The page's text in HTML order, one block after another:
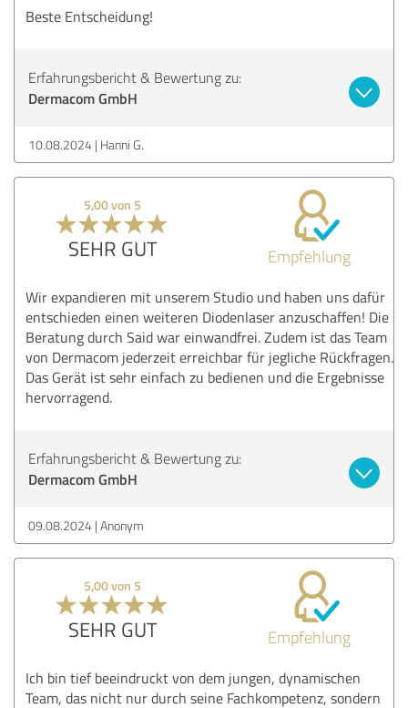
Beste Entscheidung!
Erfahrungsbericht & Bewertung zu:
Dermacom GmbH
10.08.2024 Hanni G.
5,00 von 5
SEHR GUT Empfehlung
Wir expandieren mit unserem Studio und haben uns dafür
entschieden einen weiteren Diodenlaser anzuschaffen! Die
Beratung durch Said war einwandfrei. Zudem ist das Team
von Dermacom jederzeit erreichbar für jegliche Rückfragen.
Das Gerät ist sehr einfach zu bedienen und die Ergebnisse
hervorragend.
Erfahrungsbericht & Bewertung zu:
Dermacom GmbH
09.08.2024 Anonym
5,00 von 5
SEHR GUT Empfehlung
Ich bin tief beeindruckt von dem jungen, dynamischen
Team, das nicht nur durch seine Fachkompetenz, sondern